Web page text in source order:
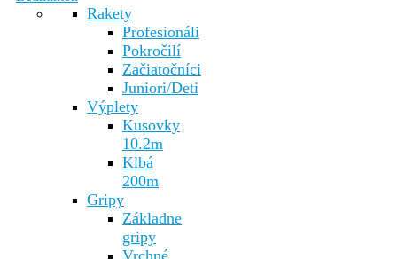
Rakety
Profesionáli
Pokročilí
Začiatočníci
Juniori/Deti
Výplety
Kusovky
10.2m
Klbá
200m
Gripy
Základne
gripy
Vrchné